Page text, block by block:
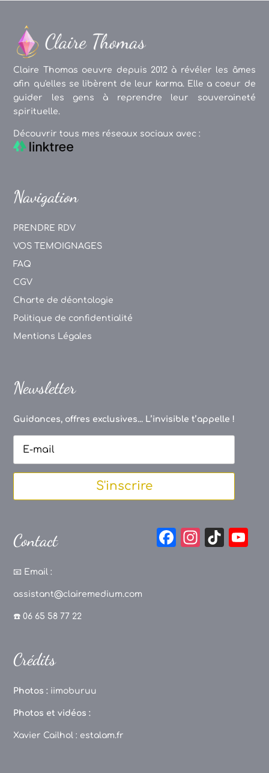
Claire Thomas oeuvre depuis 2012 à révéler les âmes
afin qu'elles se libèrent de leur karma. Elle a coeur de
guider les gens à reprendre leur souveraineté
spirituelle.
Découvrir tous mes réseaux sociaux avec :
Navigation
PRENDRE RDV
VOS TEMOIGNAGES
FAQ
CGV
Charte de déontologie
Politique de confidentialité
Mentions Légales
Newsletter
Guidances, offres exclusives... L’invisible t’appelle !
S'inscrire
Contact
📧 Email :
assistant@clairemedium.com
☎️ 06 65 58 77 22
F
In
Ti
Crédits
Photos : iimoburuu
Photos et vidéos :
Xavier Cailhol : estalam.fr